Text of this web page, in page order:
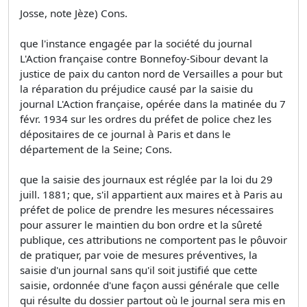
Josse, note Jèze) Cons.
que l'instance engagée par la société du journal
L'Action française contre Bonnefoy-Sibour devant la
justice de paix du canton nord de Versailles a pour but
la réparation du préjudice causé par la saisie du
journal L'Action française, opérée dans la matinée du 7
févr. 1934 sur les ordres du préfet de police chez les
dépositaires de ce journal à Paris et dans le
département de la Seine; Cons.
que la saisie des journaux est réglée par la loi du 29
juill. 1881; que, s'il appartient aux maires et à Paris au
préfet de police de prendre les mesures nécessaires
pour assurer le maintien du bon ordre et la sûreté
publique, ces attributions ne comportent pas le pôuvoir
de pratiquer, par voie de mesures préventives, la
saisie d'un journal sans qu'il soit justifié que cette
saisie, ordonnée d'une façon aussi générale que celle
qui résulte du dossier partout où le journal sera mis en